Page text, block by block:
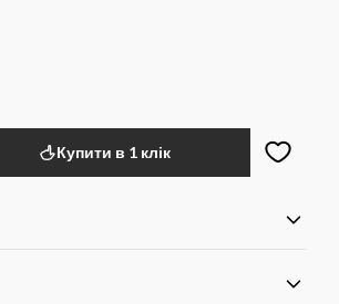
Купити в 1 клік